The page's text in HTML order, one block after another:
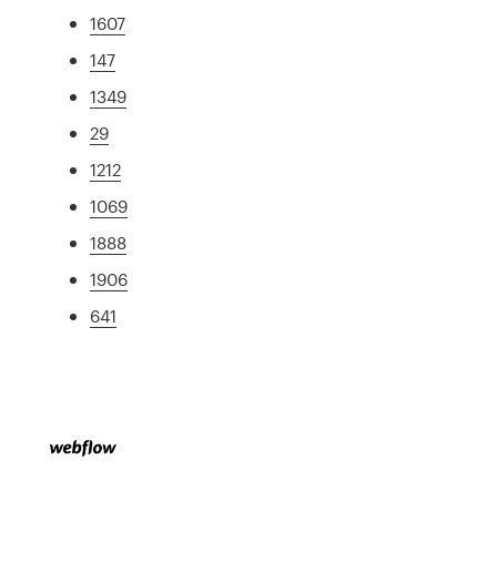
1607
147
1349
29
1212
1069
1888
1906
641